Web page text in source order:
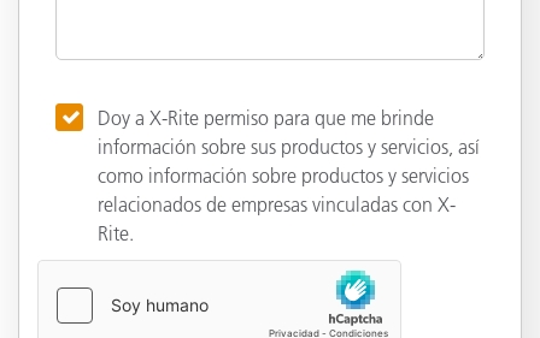
Doy a X-Rite permiso para que me brinde
información sobre sus productos y servicios, así
como información sobre productos y servicios
relacionados de empresas vinculadas con X-
Rite.